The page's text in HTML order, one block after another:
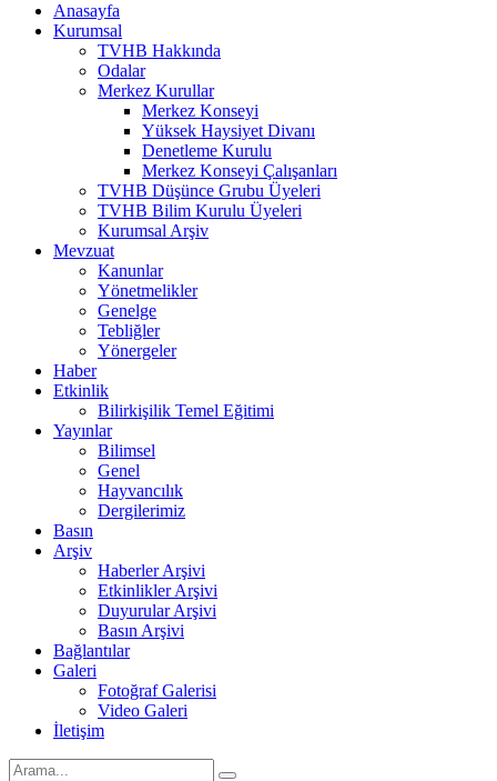
Anasayfa
Kurumsal
TVHB Hakkında
Odalar
Merkez Kurullar
Merkez Konseyi
Yüksek Haysiyet Divanı
Denetleme Kurulu
Merkez Konseyi Çalışanları
TVHB Düşünce Grubu Üyeleri
TVHB Bilim Kurulu Üyeleri
Kurumsal Arşiv
Mevzuat
Kanunlar
Yönetmelikler
Genelge
Tebliğler
Yönergeler
Haber
Etkinlik
Bilirkişilik Temel Eğitimi
Yayınlar
Bilimsel
Genel
Hayvancılık
Dergilerimiz
Basın
Arşiv
Haberler Arşivi
Etkinlikler Arşivi
Duyurular Arşivi
Basın Arşivi
Bağlantılar
Galeri
Fotoğraf Galerisi
Video Galeri
İletişim